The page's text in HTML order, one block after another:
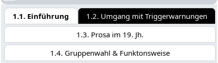
1.1. Einführung
1.2. Umgang mit Triggerwarnungen
1.3. Prosa im 19. Jh.
1.4. Gruppenwahl & Funktonsweise